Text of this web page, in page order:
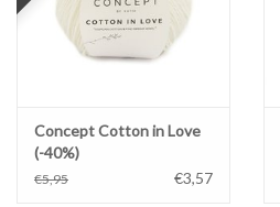
Concept Cotton in Love
(-40%)
€5,95 €3,57